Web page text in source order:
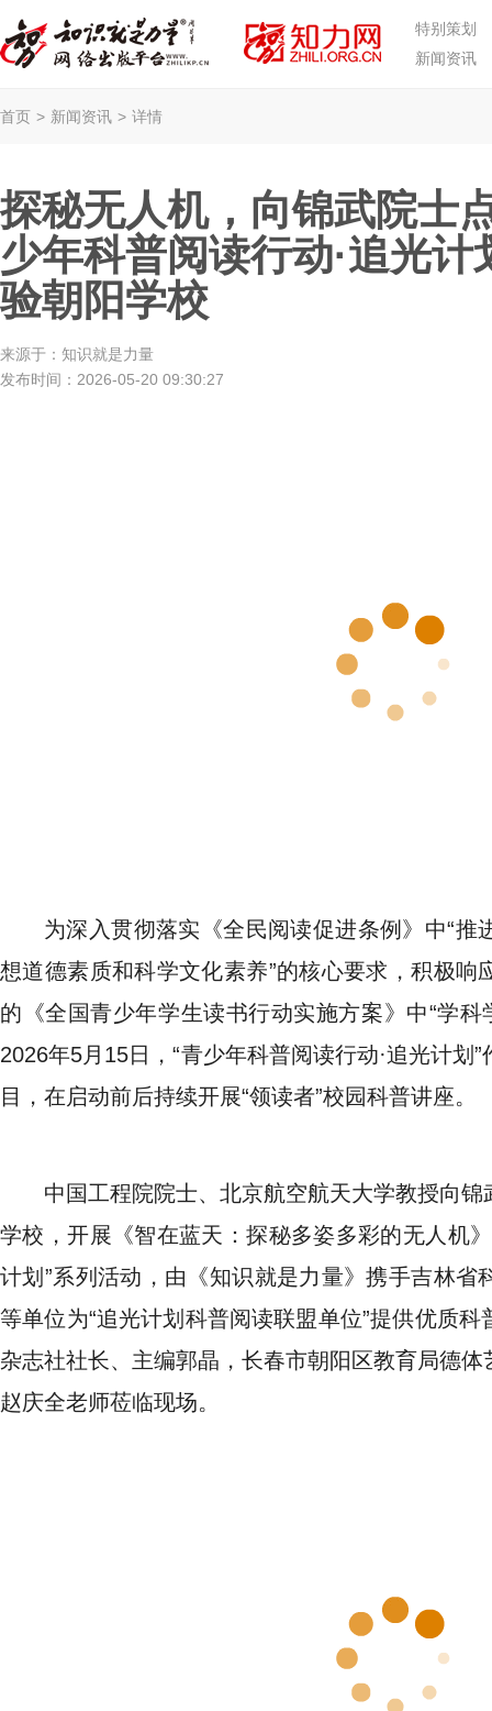
特别策划
新闻资讯
首页 > 新闻资讯 > 详情
探秘无人机，向锦武院士
少年科普阅读行动·追光
验朝阳学校
来源于： 知识就是力量
发布时间： 2026-05-20 09:30:27
为深入贯彻落实《全民阅读促进条例》中“推
想道德素质和科学文化素养”的核心要求，积极响
的《全国青少年学生读书行动实施方案》中“学
2026年5月15日，“青少年科普阅读行动·追光计划
目，在启动前后持续开展“领读者”校园科普讲座。
中国工程院院士、北京航空航天大学教授向
学校，开展《智在蓝天：探秘多姿多彩的无人机
计划”系列活动，由《知识就是力量》携手吉林省
等单位为“追光计划科普阅读联盟单位”提供优质
杂志社社长、主编郭晶，长春市朝阳区教育局德
赵庆全老师莅临现场。